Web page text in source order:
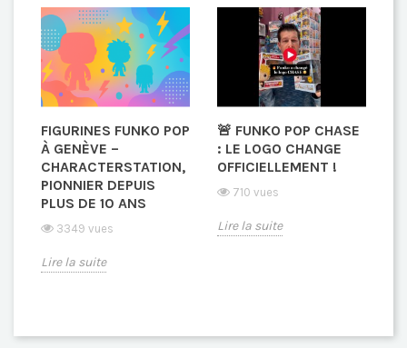
FIGURINES FUNKO POP
À GENÈVE –
CHARACTERSTATION,
PIONNIER DEPUIS
PLUS DE 10 ANS
3349 vues
Lire la suite
🚨 FUNKO POP CHASE
: LE LOGO CHANGE
OFFICIELLEMENT !
710 vues
Lire la suite